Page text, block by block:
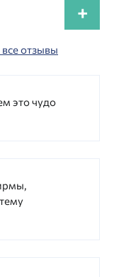
+
отзывы
это чудо